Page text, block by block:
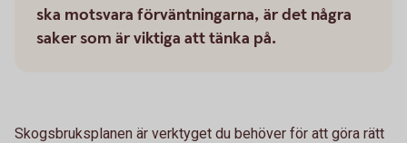
ska motsvara förväntningarna, är det några
saker som är viktiga att tänka på.
Skogsbruksplanen är verktyget du behöver för att göra rätt